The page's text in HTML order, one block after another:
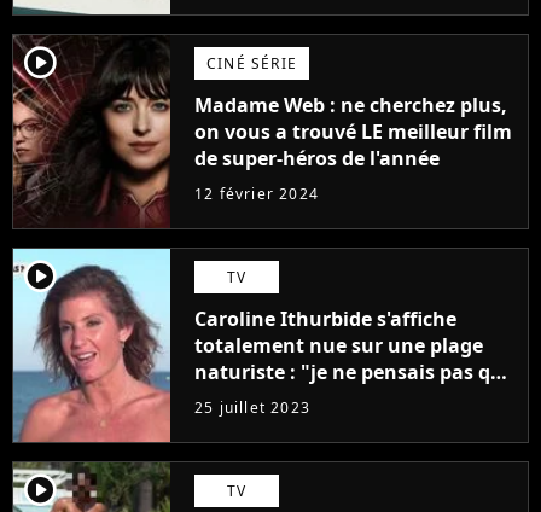
player2 CINÉ SÉRIE
Madame Web : ne cherchez plus,
on vous a trouvé LE meilleur film
de super-héros de l'année
12 février 2024
player2 TV
Caroline Ithurbide s'affiche
totalement nue sur une plage
naturiste : "je ne pensais pas que
j'arriverais à le faire..."
25 juillet 2023
player2 TV